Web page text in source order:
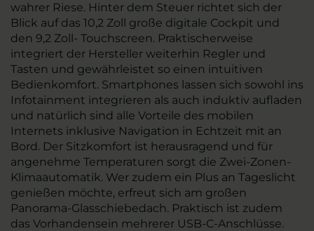
wahrer Riese. Hinter dem Steuer richtet sich der
Blick auf das 10,2 Zoll große digitale Cockpit und
den 9,2 Zoll- Touchscreen. Praktischerweise
integriert der Hersteller weiterhin Regler und
Tasten und gewährleistet so einen intuitiven
Bedienkomfort. Smartphones lassen sich sowohl ins
Infotainment integrieren als auch induktiv aufladen
und natürlich sind alle Vorteile des mobilen
Internets inklusive Navigation in Echtzeit mit an
Bord. Der Sitzkomfort ist herausragend und für
angenehme Temperaturen sorgt die Zwei-Zonen-
Klimaautomatik. Wer zudem ein Plus an Tageslicht
genießen möchte, erfreut sich am großen
Panorama-Glasschiebedach. Praktisch ist zudem
das Vorhandensein mehrerer USB-C-Anschlüsse.